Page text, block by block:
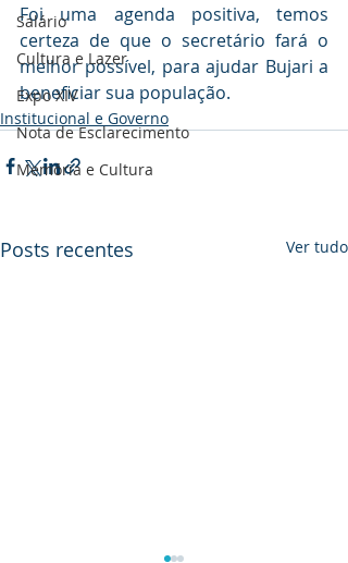
Salário
Cultura e Lazer
Expo XIV
Nota de Esclarecimento
Memória e Cultura
Foi uma agenda positiva, temos
certeza de que o secretário fará o
melhor possível, para ajudar Bujari a
beneficiar sua população.
Institucional e Governo
Posts recentes Ver tudo